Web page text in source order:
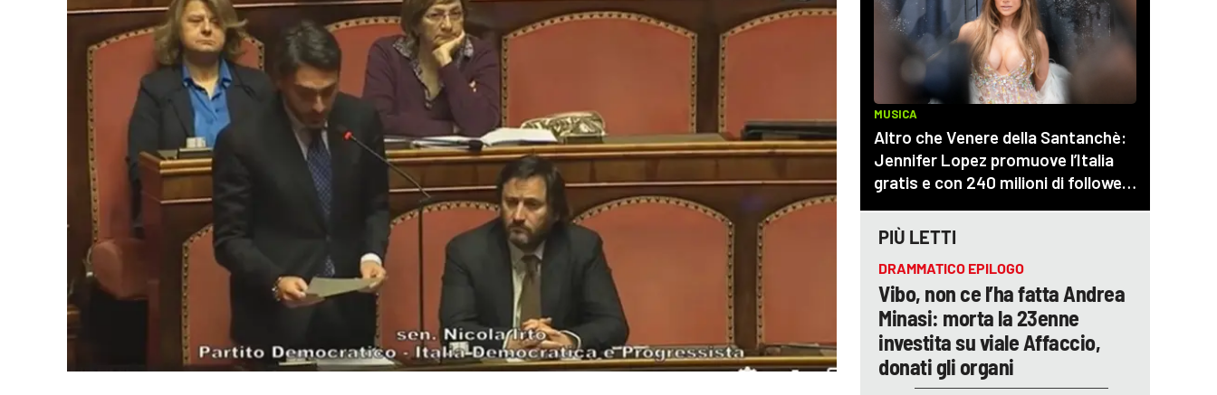
Streaming
PIÙ LETTI
DRAMMATICO EPILOGO
Vibo, non ce l’ha fatta Andrea
Minasi: morta la 23enne
investita su viale Affaccio,
donati gli organi